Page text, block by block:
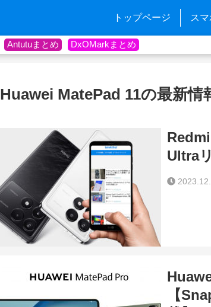
トップページ ス
Antutuまとめ DxOMarkまとめ
Huawei MatePad 11の最新情
Ultra
【